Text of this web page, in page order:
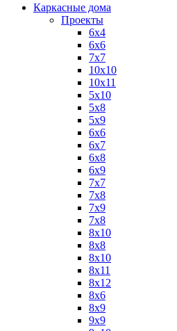
Каркасные дома
Проекты
6х4
6х6
7х7
10х10
10х11
5х10
5х8
5х9
6x6
6x7
6x8
6x9
7x7
7x8
7x9
7х8
8x10
8x8
8х10
8х11
8х12
8х6
8х9
9x9